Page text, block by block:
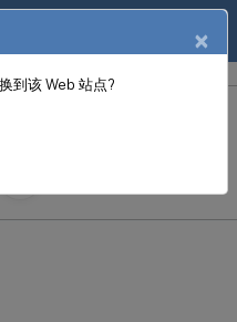
×
到该 Web 站点?